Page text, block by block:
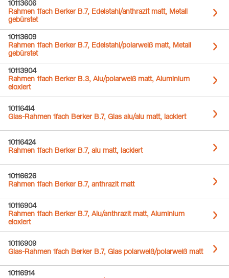
10113606
Rahmen 1fach Berker B.7, Edelstahl/anthrazit matt, Metall
gebürstet
10113609
Rahmen 1fach Berker B.7, Edelstahl/polarweiß matt, Metall
gebürstet
10113904
Rahmen 1fach Berker B.3, Alu/polarweiß matt, Aluminium
eloxiert
10116414
Glas-Rahmen 1fach Berker B.7, Glas alu/alu matt, lackiert
10116424
Rahmen 1fach Berker B.7, alu matt, lackiert
10116626
Rahmen 1fach Berker B.7, anthrazit matt
10116904
Rahmen 1fach Berker B.7, Alu/anthrazit matt, Aluminium
eloxiert
10116909
Glas-Rahmen 1fach Berker B.7, Glas polarweiß/polarweiß matt
10116914